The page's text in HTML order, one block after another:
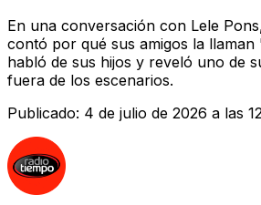
En una conversación con Lele
contó por qué sus amigos la llaman
habló de sus hijos y reveló uno de
fuera de los escenarios.
Publicado: 4 de julio de 2026 a las